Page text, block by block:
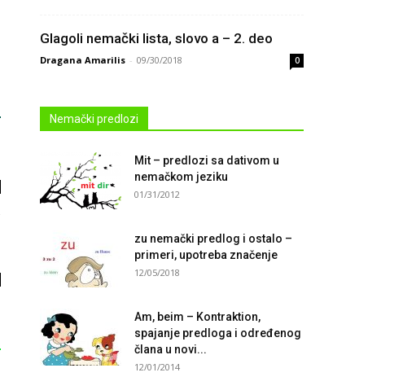
Glagoli nemački lista, slovo a – 2. deo
Dragana Amarilis - 09/30/2018 0
Nemački predlozi
Mit – predlozi sa dativom u
nemačkom jeziku
01/31/2012
zu nemački predlog i ostalo –
primeri, upotreba značenje
12/05/2018
Am, beim – Kontraktion,
spajanje predloga i određenog
člana u novi...
12/01/2014